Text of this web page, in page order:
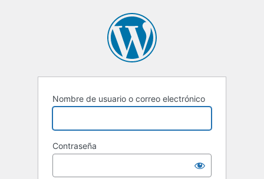
Nombre de usuario o correo electrónico
Contraseña